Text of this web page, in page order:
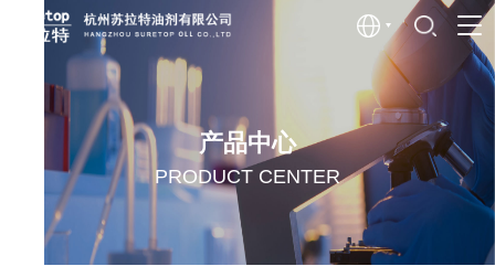
产品中心
PRODUCT CENTER